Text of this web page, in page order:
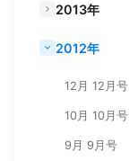
2013年
2012年
12月 12月号
10月 10月号
9月 9月号